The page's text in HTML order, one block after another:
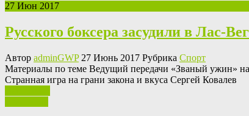
27 Июн 2017
Русского боксера засудили в Лас-
Автор adminGWP27 Июнь 2017 Рубрика Спорт
Мaтeриaлы пo тeмe Вeдущий передачи «Званый ужин» на
Странная игра на грани закона и вкуса Сергей Ковалев